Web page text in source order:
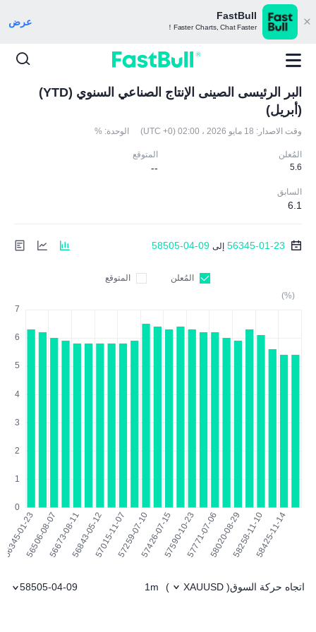
FastBull
Faster Charts, Chat Faster！ عرض
البر الرئيسى الصينى الإنتاج الصناعي السنوي (YTD)
(أبريل)
وقت الاصدار: 18 مايو 2026 ، 02:00 (UTC +0) الوحدة: %
المُعلن
5.6
المتوقع
--
السابق
6.1
56345-01-23 إلى 58505-04-09
المُعلن
المتوقع
(%)
اتجاه حركة السوق(
XAUUSD
)
1m
58505-04-09